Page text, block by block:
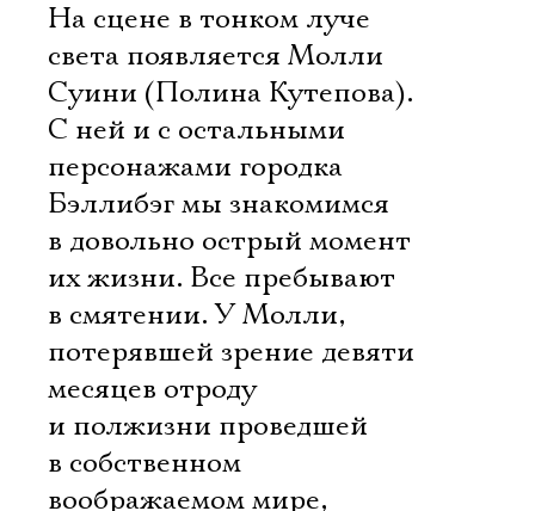
На сцене в тонком луче
света появляется Молли
Суини (Полина Кутепова).
С ней и с остальными
персонажами городка
Бэллибэг мы знакомимся
в довольно острый момент
их жизни. Все пребывают
в смятении. У Молли,
потерявшей зрение девяти
месяцев отроду
и полжизни проведшей
в собственном
воображаемом мире,